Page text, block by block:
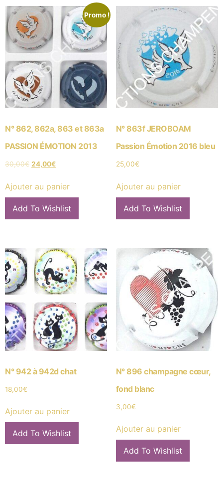
Promo !
N° 862, 862a, 863 et 863a
PASSION ÉMOTION 2013
30,00€ 24,00€
Ajouter au panier
Add To Wishlist
N° 863f JEROBOAM
Passion Émotion 2016 bleu
25,00€
Ajouter au panier
Add To Wishlist
N° 942 à 942d chat
18,00€
Ajouter au panier
Add To Wishlist
N° 896 champagne cœur,
fond blanc
3,00€
Ajouter au panier
Add To Wishlist